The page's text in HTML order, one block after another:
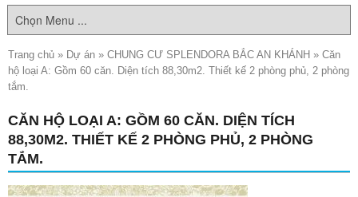
Trang chủ » Dự án » CHUNG CƯ SPLENDORA BẮC AN KHÁNH » Căn
hộ loại A: Gồm 60 căn. Diện tích 88,30m2. Thiết kế 2 phòng phủ, 2 phòng
tắm.
CĂN HỘ LOẠI A: GỒM 60 CĂN. DIỆN TÍCH
88,30M2. THIẾT KẾ 2 PHÒNG PHỦ, 2 PHÒNG
TẮM.